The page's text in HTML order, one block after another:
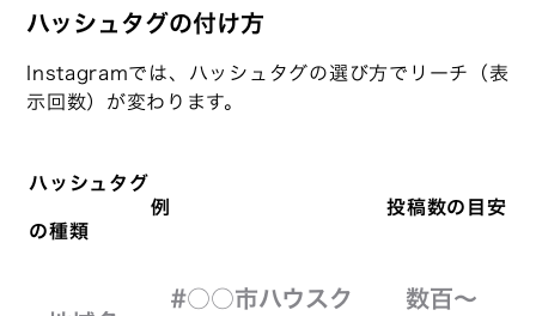
ハッシュタグの付け方
Instagramでは、ハッシュタグの選び方でリーチ（表
示回数）が変わります。
ハッシュタグ
の種類
例 投稿数の目安
#○○市ハウスク
数百〜